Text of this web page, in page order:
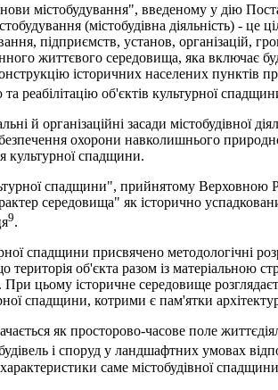
містобудування", введеному у дію
(містобудівна діяльність) - це
підприємств, установ, організацій,
життєвого середовища, яка включає
історичних населених пунктів
реабілітацію об'єктів культурної
й організаційні засади містобудівної
охорони навколишнього
культурної спадщини.
спадщини", прийнятому Верховною
середовища" як історично
9.
спадщини присвячено методологічні
територія об'єкта разом із матеріальною
цьому історичне середовище
спадщини, котрими є пам'ятки
як просторово-часове поле
і споруд у ландшафтних умовах
саме містобудівної